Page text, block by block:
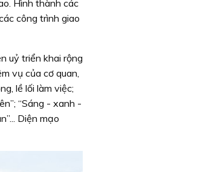
Hình thành các
công trình giao
uỷ triển khai rộng
vụ của cơ quan,
lề lối làm việc;
“Sáng - xanh -
Diện mạo